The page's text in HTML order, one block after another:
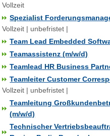
Vollzeit
Spezialist
Vollzeit | unbefristet |
Team Lead Embedded
Teamassistenz (m/w/d)
Teamlead HR Business
Teamleiter Customer
Vollzeit | unbefristet |
Teamleitung
(m/w/d)
Technischer